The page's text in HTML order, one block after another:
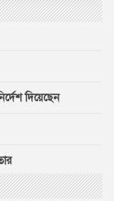
দিয়েছেন